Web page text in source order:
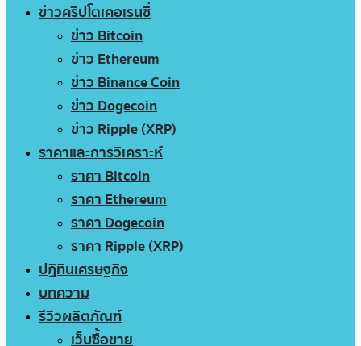
ข่าวคริปโตเคอเรนซี่
ข่าว Bitcoin
ข่าว Ethereum
ข่าว Binance Coin
ข่าว Dogecoin
ข่าว Ripple (XRP)
ราคาและการวิเคราะห์
ราคา Bitcoin
ราคา Ethereum
ราคา Dogecoin
ราคา Ripple (XRP)
ปฏิทินเศรษฐกิจ
บทความ
รีวิวผลิตภัณฑ์
เว็บซื้อขาย